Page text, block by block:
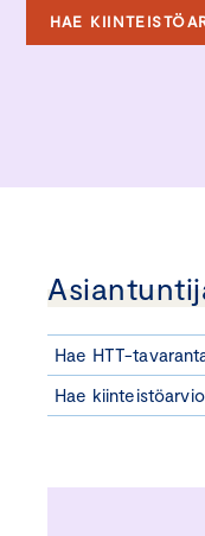
HAE
Hae HTT-
Hae